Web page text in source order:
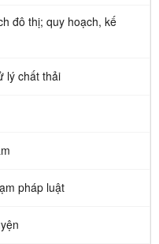
đô thị; quy hoạch, kế
lý chất thải
pháp luật